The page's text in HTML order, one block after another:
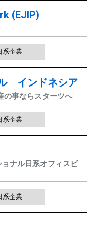
(EJIP)
系企業
インドネシア
の事ならスターツへ
系企業
ナル日系オフィスビ
系企業